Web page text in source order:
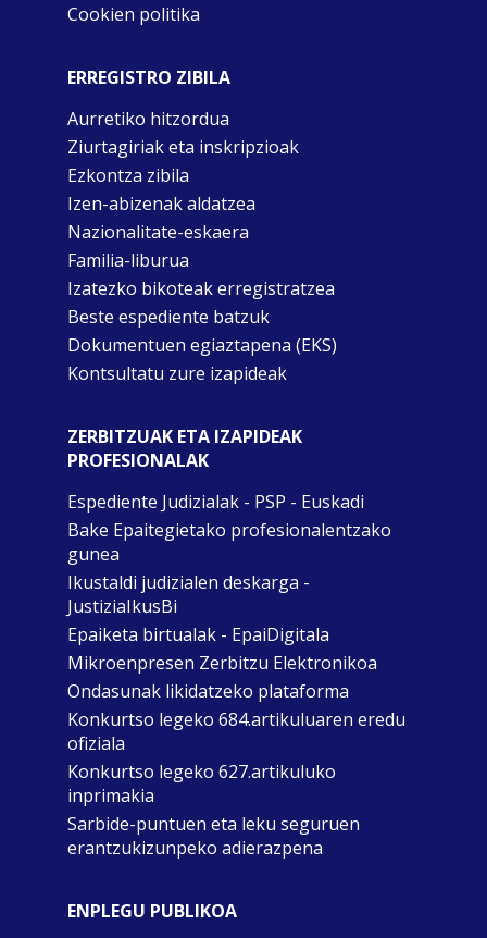
Cookien politika
ERREGISTRO ZIBILA
Aurretiko hitzordua
Ziurtagiriak eta inskripzioak
Ezkontza zibila
Izen-abizenak aldatzea
Nazionalitate-eskaera
Familia-liburua
Izatezko bikoteak erregistratzea
Beste espediente batzuk
Dokumentuen egiaztapena (EKS)
Kontsultatu zure izapideak
ZERBITZUAK ETA IZAPIDEAK
PROFESIONALAK
Espediente Judizialak - PSP - Euskadi
Bake Epaitegietako profesionalentzako
gunea
Ikustaldi judizialen deskarga -
JustiziaIkusBi
Epaiketa birtualak - EpaiDigitala
Mikroenpresen Zerbitzu Elektronikoa
Ondasunak likidatzeko plataforma
Konkurtso legeko 684.artikuluaren eredu
ofiziala
Konkurtso legeko 627.artikuluko
inprimakia
Sarbide-puntuen eta leku seguruen
erantzukizunpeko adierazpena
ENPLEGU PUBLIKOA